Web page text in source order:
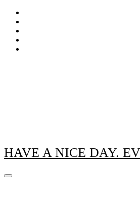
Zum
Inhalt
springen
HAVE A NICE DAY.